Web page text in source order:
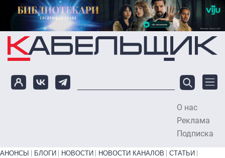
Перейти к основному содержанию
О нас
Реклама
Подписка
Primary links bottom
АНОНСЫ БЛОГИ НОВОСТИ НОВОСТИ КАНАЛОВ
СТАТЬИ